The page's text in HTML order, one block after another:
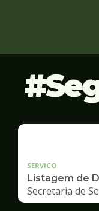
SERVICO
Listagem de
Secretaria de